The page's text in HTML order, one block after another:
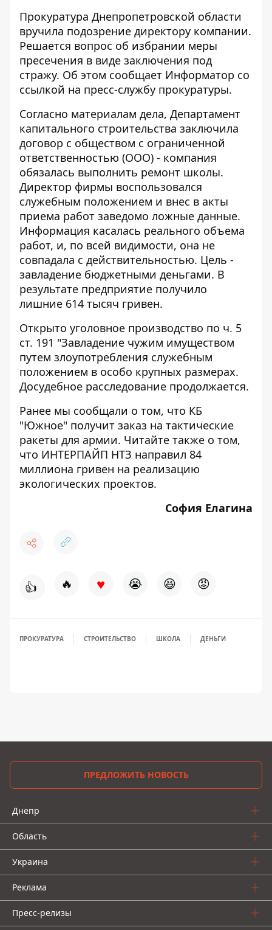
Прокуратура Днепропетровской области
вручила подозрение директору компании.
Решается вопрос об избрании меры
пресечения в виде заключения под
стражу. Об этом сообщает Информатор со
ссылкой на пресс-службу прокуратуры.
Согласно материалам дела, Департамент
капитального строительства заключила
договор с обществом с ограниченной
ответственностью (ООО) - компания
обязалась выполнить ремонт школы.
Директор фирмы воспользовался
служебным положением и внес в акты
приема работ заведомо ложные данные.
Информация касалась реального объема
работ, и, по всей видимости, она не
совпадала с действительностью. Цель -
завладение бюджетными деньгами. В
результате предприятие получило
лишние 614 тысяч гривен.
Открыто уголовное производство по ч. 5
ст. 191 "Завладение чужим имуществом
путем злоупотребления служебным
положением в особо крупных размерах.
Досудебное расследование продолжается.
Ранее мы сообщали о том, что КБ
"Южное" получит заказ на тактические
ракеты для армии. Читайте также о том,
что ИНТЕРПАЙП НТЗ направил 84
миллиона гривен на реализацию
экологических проектов.
София Елагина
👍 🔥 ♥ 😭 😆 😡
ПРОКУРАТУРА СТРОИТЕЛЬСТВО ШКОЛА ДЕНЬГИ
ПРЕДЛОЖИТЬ НОВОСТЬ
Днепр
Область
Украина
Реклама
Пресс-релизы